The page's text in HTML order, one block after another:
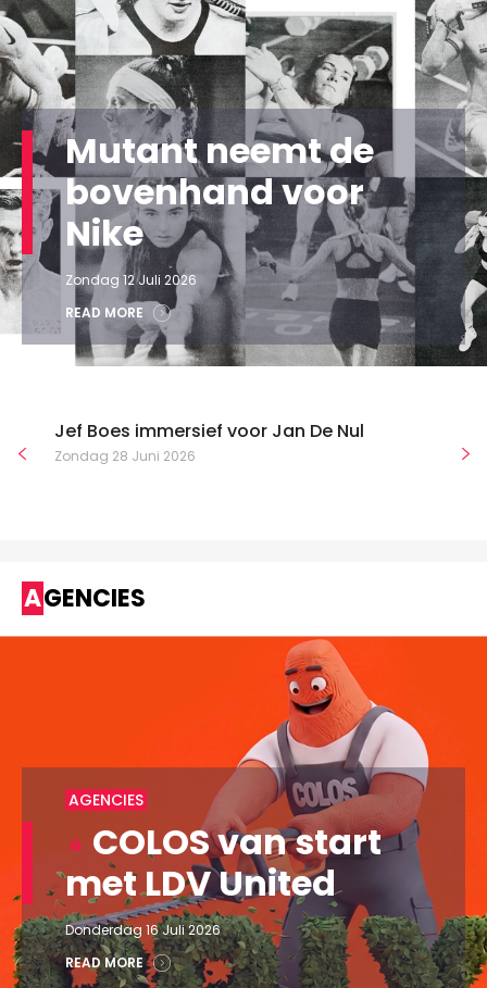
Mutant neemt de
bovenhand voor
Nike
Zondag 12 Juli 2026
READ MORE
Jef Boes immersief voor Jan De Nul
Zondag 28 Juni 2026
AGENCIES
AGENCIES
COLOS van start
met LDV United
Donderdag 16 Juli 2026
READ MORE